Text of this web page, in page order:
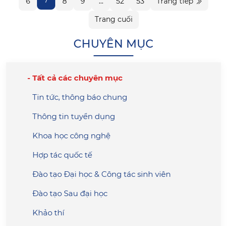
Trang cuối
CHUYÊN MỤC
Tất cả các chuyên mục
Tin tức, thông báo chung
Thông tin tuyển dụng
Khoa học công nghệ
Hợp tác quốc tế
Đào tạo Đại học & Công tác sinh viên
Đào tạo Sau đại học
Khảo thí